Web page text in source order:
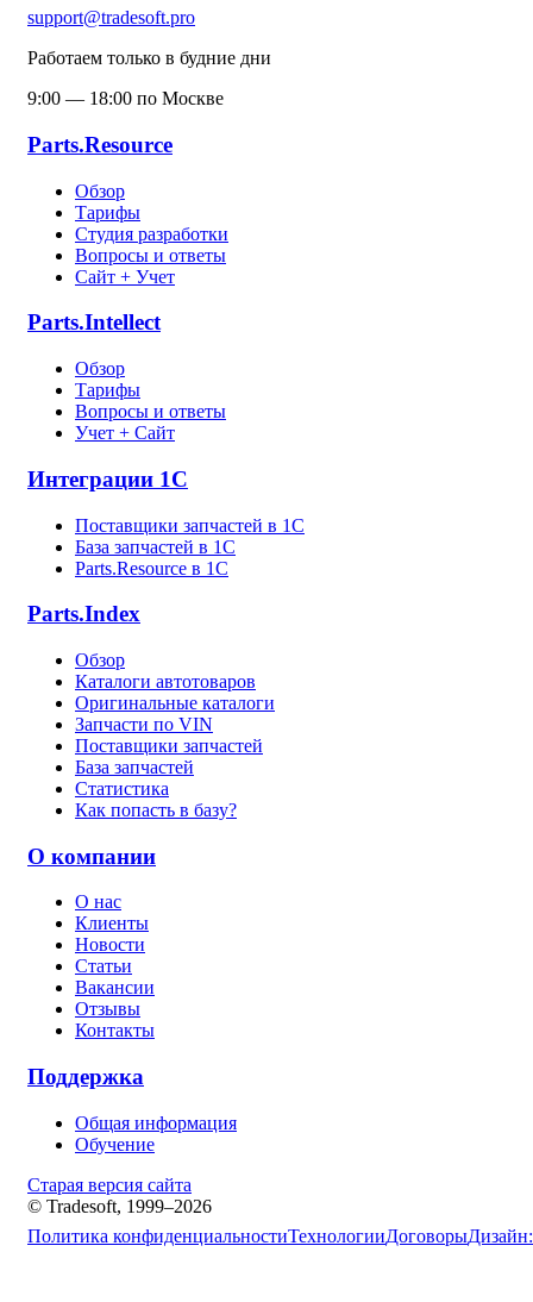
support@tradesoft.pro
Работаем только в будние дни
9:00 — 18:00 по Москве
Parts.Resource
Обзор
Тарифы
Студия разработки
Вопросы и ответы
Сайт + Учет
Parts.Intellect
Обзор
Тарифы
Вопросы и ответы
Учет + Сайт
Интеграции 1С
Поставщики запчастей в 1C
База запчастей в 1С
Parts.Resource в 1C
Parts.Index
Обзор
Каталоги автотоваров
Оригинальные каталоги
Запчасти по VIN
Поставщики запчастей
База запчастей
Статистика
Как попасть в базу?
О компании
О нас
Клиенты
Новости
Статьи
Вакансии
Отзывы
Контакты
Поддержка
Общая информация
Обучение
Старая версия сайта
© Tradesoft, 1999–2026
Политика конфиденциальностиТехнологииДоговорыДизайн: